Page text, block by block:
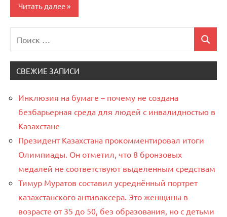
Читать далее
Мэтр
для:
Поиск
СВЕЖИЕ ЗАПИСИ
Инклюзия на бумаге – почему не создана
безбарьерная среда для людей с инвалидностью в
Казахстане
Президент Казахстана прокомментировал итоги
Олимпиады. Он отметил, что 8 бронзовых
медалей не соответствуют выделенным средствам
Тимур Муратов составил усреднённый портрет
казахстанского антиваксера. Это женщины в
возрасте от 35 до 50, без образования, но с детьми